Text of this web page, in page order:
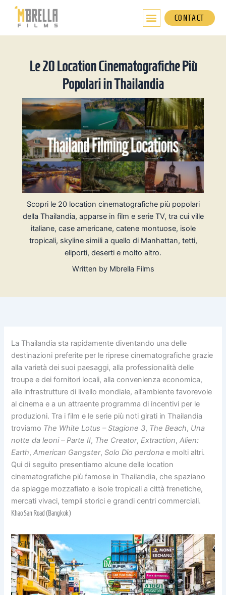
contenuto
CONTACT
Le 20 Location Cinematografiche Più
Popolari in Thailandia
Scopri le 20 location cinematografiche più popolari
della Thailandia, apparse in film e serie TV, tra cui ville
italiane, case americane, catene montuose, isole
tropicali, skyline simili a quello di Manhattan, tetti,
eliporti, deserti e molto altro.
Written by Mbrella Films
La Thailandia sta rapidamente diventando una delle
destinazioni preferite per le riprese cinematografiche grazie
alla varietà dei suoi paesaggi, alla professionalità delle
troupe e dei fornitori locali, alla convenienza economica,
alle infrastrutture di livello mondiale, all’ambiente favorevole
al cinema e a un attraente programma di incentivi per le
produzioni. Tra i film e le serie più noti girati in Thailandia
troviamo The White Lotus – Stagione 3, The Beach, Una
notte da leoni – Parte II, The Creator,Extraction,Alien:
Earth,American Gangster,Solo Dio perdona e molti altri.
Qui di seguito presentiamo alcune delle location
cinematografiche più famose in Thailandia, che spaziano
da spiagge mozzafiato e isole tropicali a città frenetiche,
mercati vivaci, templi storici e grandi centri commerciali.
Khao San Road (Bangkok)